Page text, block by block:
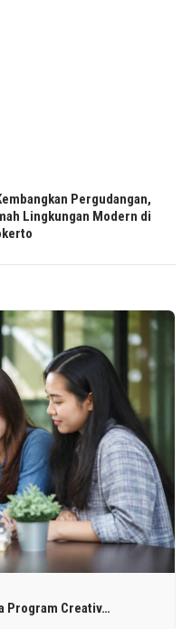
Pergudangan,
Lingkungan Modern di
Program Creativ…